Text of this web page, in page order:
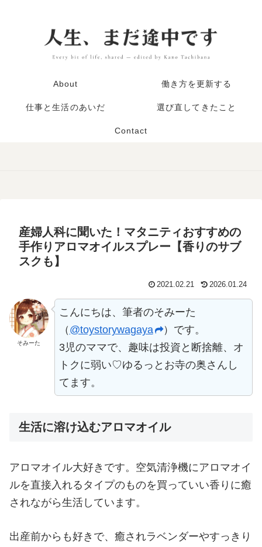
About 働き方を更新する
仕事と生活のあいだ 選び直してきたこと
Contact
産婦人科に聞いた！マタニティおすすめの
手作りアロマオイルスプレー【香りのサブ
スクも】
2021.02.21 2026.01.24
そみーた
こんにちは、筆者のそみーた
（ @toystorywagaya
）です。
3児のママで、趣味は投資と断捨離、オ
トクに弱い♡ゆるっとお寺の奥さんし
てます。
生活に溶け込むアロマオイル
アロマオイル大好きです。空気清浄機にアロマオイ
ルを直接入れるタイプのものを買っていい香りに癒
されながら生活しています。
出産前からも好きで、癒されラベンダーやすっきり